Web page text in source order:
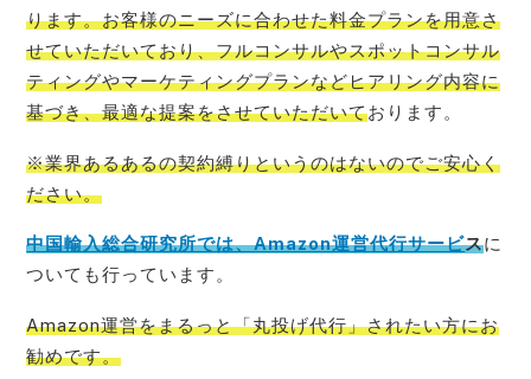
ります。お客様のニーズに合わせた料金プランを用意さ
せていただいており、フルコンサルやスポットコンサル
ティングやマーケティングプランなどヒアリング内容に
基づき、最適な提案をさせていただいております。
※業界あるあるの契約縛りというのはないのでご安心く
ださい。
中国輸入総合研究所では、Amazon運営代行サービスに
ついても行っています。
Amazon運営をまるっと「丸投げ代行」されたい方にお
勧めです。